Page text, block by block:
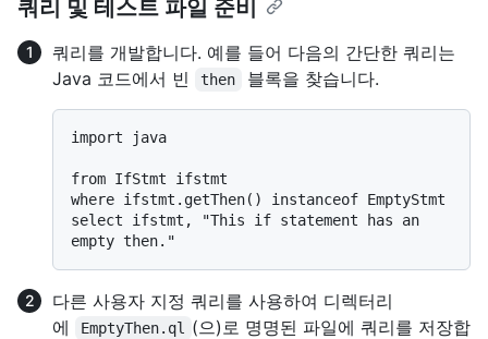
쿼리 및 테스트 파일 준비
쿼리를 개발합니다. 예를 들어 다음의 간단한 쿼리는
Java 코드에서 빈
then 블록을 찾습니다.
import java
from IfStmt ifstmt
where ifstmt.getThen() instanceof EmptyStmt
select ifstmt, "This if statement has an
다른 사용자 지정 쿼리를 사용하여 디렉터리
에
EmptyThen.ql
(으)로 명명된 파일에 쿼리를 저장합